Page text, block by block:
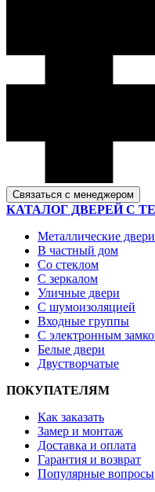
Связаться с менеджером
КАТАЛОГ ДВЕРЕЙ С
Металлические двери
В частный дом
Со стеклом
С зеркалом
Уличные двери
С шумоизоляцией
Входные группы
С электронным
Белые двери
Двустворчатые
ПОКУПАТЕЛЯМ
Как заказать
Замер и монтаж
Доставка и оплата
Гарантия и возврат
Популярные вопросы